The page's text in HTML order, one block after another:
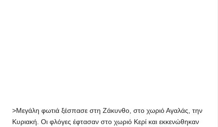
>Μεγάλη φωτιά ξέσπασε στη Ζάκυνθο, στο χωριό Αγαλάς, την
Κυριακή. Οι φλόγες έφτασαν στο χωριό Κερί και εκκενώθηκαν